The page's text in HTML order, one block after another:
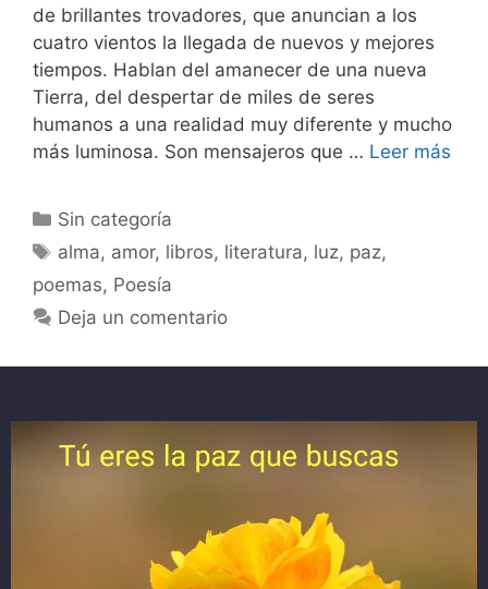
de brillantes trovadores, que anuncian a los
cuatro vientos la llegada de nuevos y mejores
tiempos. Hablan del amanecer de una nueva
Tierra, del despertar de miles de seres
humanos a una realidad muy diferente y mucho
más luminosa. Son mensajeros que … Leer más
Sin categoría
alma, amor, libros, literatura, luz, paz,
poemas, Poesía
Deja un comentario